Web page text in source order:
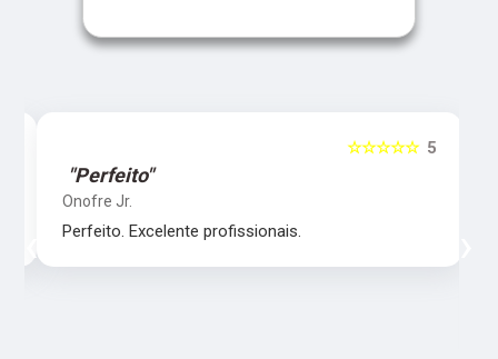
5
☆☆☆☆☆
"Perfeito"
Onofre Jr.
Perfeito. Excelente profissionais.
‹